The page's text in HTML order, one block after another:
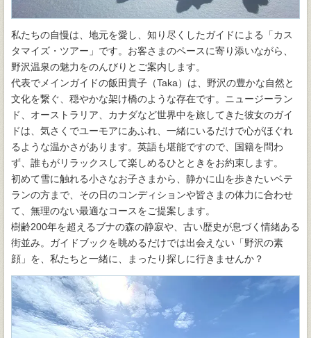
私たちの自慢は、地元を愛し、知り尽くしたガイドによる「カス
タマイズ・ツアー」です。お客さまのペースに寄り添いながら、
野沢温泉の魅力をのんびりとご案内します。
代表でメインガイドの飯田貴子（Taka）は、野沢の豊かな自然と
文化を繋ぐ、穏やかな架け橋のような存在です。ニュージーラン
ド、オーストラリア、カナダなど世界中を旅してきた彼女のガイ
ドは、気さくでユーモアにあふれ、一緒にいるだけで心がほぐれ
るような温かさがあります。英語も堪能ですので、国籍を問わ
ず、誰もがリラックスして楽しめるひとときをお約束します。
初めて雪に触れる小さなお子さまから、静かに山を歩きたいベテ
ランの方まで、その日のコンディションや皆さまの体力に合わせ
て、無理のない最適なコースをご提案します。
樹齢200年を超えるブナの森の静寂や、古い歴史が息づく情緒ある
街並み。ガイドブックを眺めるだけでは出会えない「野沢の素
顔」を、私たちと一緒に、まったり探しに行きませんか？